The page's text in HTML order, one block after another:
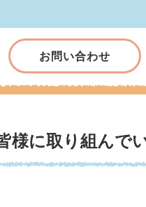
お問い合わせ
様に取り組んで